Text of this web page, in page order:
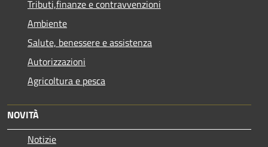
Tributi,finanze e contravvenzioni
Ambiente
Salute, benessere e assistenza
Autorizzazioni
Agricoltura e pesca
NOVITÀ
Notizie